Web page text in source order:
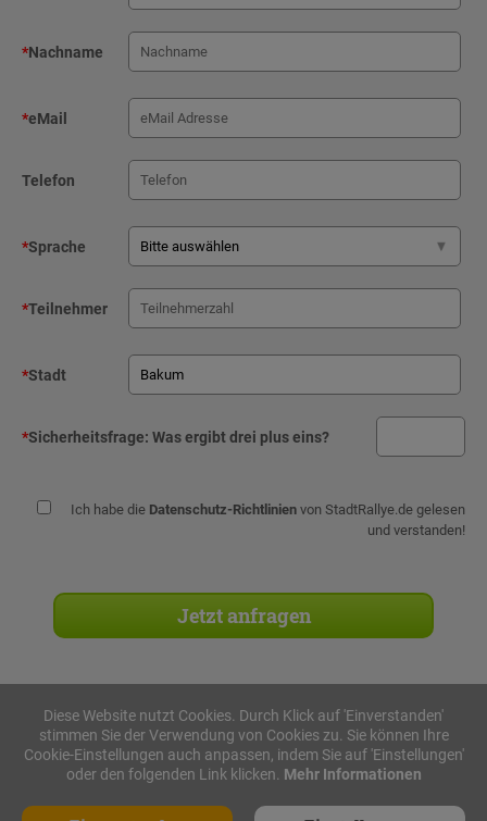
*Nachname
*eMail
Telefon
*Sprache
*Teilnehmer
*Stadt
*Sicherheitsfrage: Was ergibt drei plus eins?
Ich habe die Datenschutz-Richtlinien von StadtRallye.de gelesen
und verstanden!
Stadtrallyes
iPad Rallye
Diese Website nutzt Cookies. Durch Klick auf 'Einverstanden'
stimmen Sie der Verwendung von Cookies zu. Sie können Ihre
Cookie-Einstellungen auch anpassen, indem Sie auf 'Einstellungen'
oder den folgenden Link klicken. Mehr Informationen